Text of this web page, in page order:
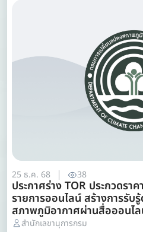
25 ธ.ค. 68 38
ประกาศร่าง TOR ประกวดรา
รายการออนไลน์ สร้างการรับ
สภาพภูมิอากาศผ่านสื่อออนไ
ราคาอิเล็กทรอนิกส์ e-
สำนักเลขานุการกรม